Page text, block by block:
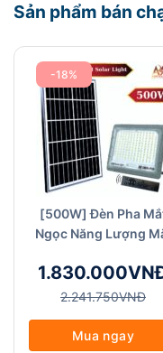
Đèn năng lượng mặt
Sản phẩm bán
-18%
[500W] Đèn Pha
Ngọc Năng Lượng
Mắt Ngọc-500W)
2.241.750VNĐ
Mua ngay